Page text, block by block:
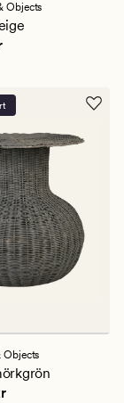
Objects
kr
Objects
kr